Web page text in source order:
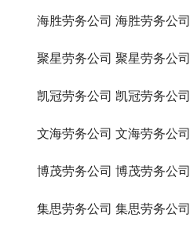
海胜劳务公司 海胜劳务公司
聚星劳务公司 聚星劳务公司
凯冠劳务公司 凯冠劳务公司
文海劳务公司 文海劳务公司
博茂劳务公司 博茂劳务公司
集思劳务公司 集思劳务公司